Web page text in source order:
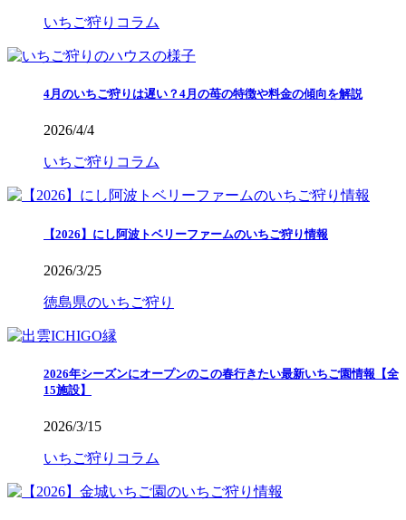
いちご狩りコラム
4月のいちご狩りは遅い？4月の苺の特徴や料金の傾向を解説
2026/4/4
いちご狩りコラム
【2026】にし阿波トベリーファームのいちご狩り情報
2026/3/25
徳島県のいちご狩り
2026年シーズンにオープンのこの春行きたい最新いちご園情報【全
15施設】
2026/3/15
いちご狩りコラム